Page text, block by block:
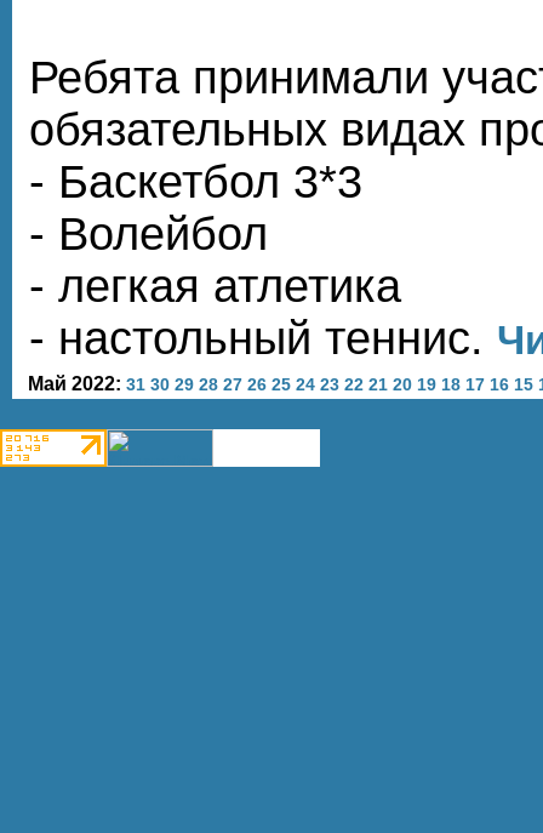
Ребята принимали
обязательных видах
- Баскетбол 3*3
- Волейбол
- легкая атлетика
- настольный теннис.
Май 2022: 31 30 29 28 27 26 25 24 23 22 21 20 19 18 17 16 15